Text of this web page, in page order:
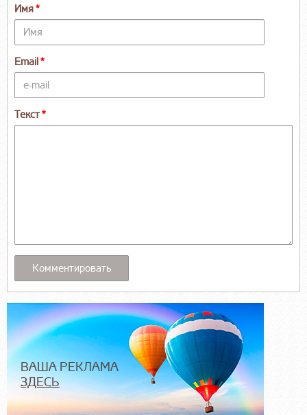
Имя
Email
Текст
ВАША РЕКЛАМА
ЗДЕСЬ